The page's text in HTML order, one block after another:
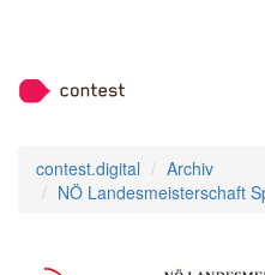
contest.digital
Archiv
NÖ Landesmeisterschaft